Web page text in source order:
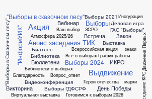
"Выборы в Сказочном лесу"
"Выборы в сказочном лесу"
"ИнформУИК" Акция
Анонс заседания ТИК
Атмосфера 2025/26
Биатлон
Библиотека
Библиотеки о выборах
Благодарность
Бюллетени
Ваш выбор
Вебинар
Видеоконференция
Викторина
Виртуальная выставка
Вопрос_ответ
Все о выборах
Всероссийская акция
Встреча
Выборы
Выборы 2021
Выборы 2024
Выборы ГДФСРФ
Выдвижение
Выставка
ГАС "Выборы"
Герои отечества
Готовимся к выборам 2026
График работы Движение Первых
Деловая игра
День Победы
ЗСРО
Закон
Заседание КРС
ИКРО
Иногурация
знаки
марки